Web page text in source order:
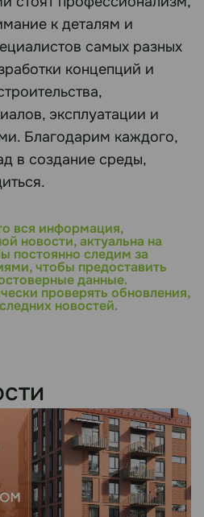
к деталям и
самых разных
концепций и
эксплуатации и
Благодарим каждого,
в создание среды,
вся информация,
новости, актуальна на
постоянно следим за
чтобы предоставить
данные.
проверять обновления,
новостей.